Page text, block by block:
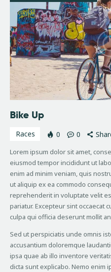
Bike Up
Races 0 0
Lorem ipsum dolor sit amet,
eiusmod tempor incididunt ut
enim ad minim veniam, quis
ut aliquip ex ea commodo
reprehenderit in voluptate velit
pariatur. Excepteur sint occaecat
culpa qui officia deserunt mollit
Sed ut perspiciatis unde omnis
accusantium doloremque
ipsa quae ab illo inventore
dicta sunt explicabo. Nemo enim